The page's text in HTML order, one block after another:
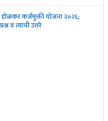
कर्जमुक्ती योजना २०२६;
व त्याची उत्तरे